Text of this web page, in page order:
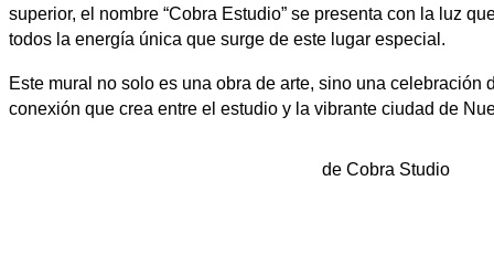
superior, el nombre “Cobra Estudio” se presenta con la luz
todos la energía única que surge de este lugar especial.
Este mural no solo es una obra de arte, sino una celebración
conexión que crea entre el estudio y la vibrante ciudad de
de Cobra Studio